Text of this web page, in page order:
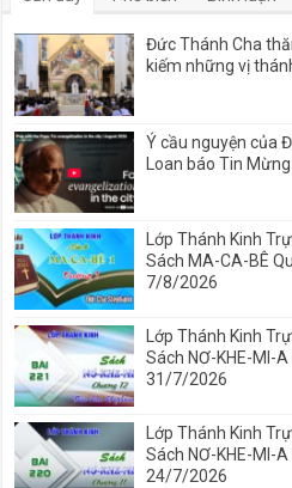
Đức Thánh Cha
kiếm những vị
Ý cầu nguyện của
Loan báo Tin
Lớp Thánh Kinh
Sách MA-CA-BÊ
7/8/2026
Lớp Thánh Kinh
Sách NƠ-KHE-MI-A
31/7/2026
Lớp Thánh Kinh
Sách NƠ-KHE-MI-A
24/7/2026